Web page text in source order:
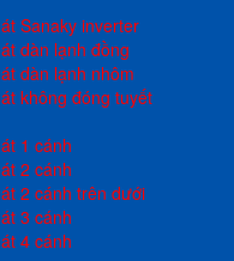
Sanaky inverter
dàn lạnh đồng
dàn lạnh nhôm
không đóng tuyết
1 cánh
2 cánh
2 cánh trên dưới
3 cánh
4 cánh